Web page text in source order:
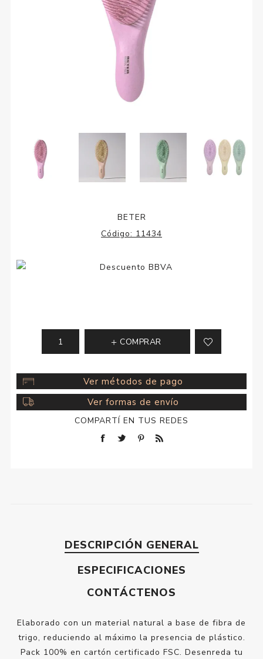
BETER
Código: 11434
COMPRAR
Ver métodos de pago
Ver formas de envío
COMPARTÍ EN TUS REDES
DESCRIPCIÓN GENERAL
ESPECIFICACIONES
CONTÁCTENOS
Elaborado con un material natural a base de fibra de
trigo, reduciendo al máximo la presencia de plástico.
Pack 100% en cartón certificado FSC. Desenreda tu